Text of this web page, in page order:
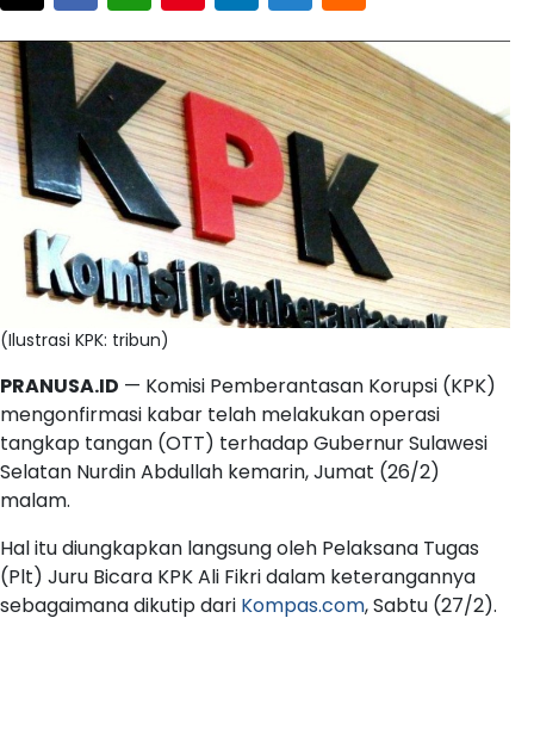
(Ilustrasi KPK: tribun)
PRANUSA.ID — Komisi Pemberantasan Korupsi (KPK)
mengonfirmasi kabar telah melakukan operasi
tangkap tangan (OTT) terhadap Gubernur Sulawesi
Selatan Nurdin Abdullah kemarin, Jumat (26/2)
malam.
Hal itu diungkapkan langsung oleh Pelaksana Tugas
(Plt) Juru Bicara KPK Ali Fikri dalam keterangannya
sebagaimana dikutip dari Kompas.com, Sabtu (27/2).